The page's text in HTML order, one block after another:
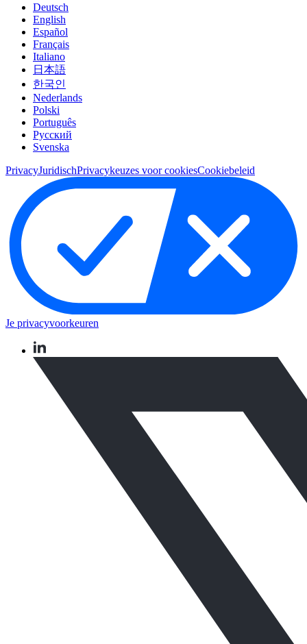
Deutsch
English
Español
Français
Italiano
日本語
한국인
Nederlands
Polski
Português
Pусский
Svenska
PrivacyJuridischPrivacykeuzes voor cookiesCookiebeleid
Je privacyvoorkeuren